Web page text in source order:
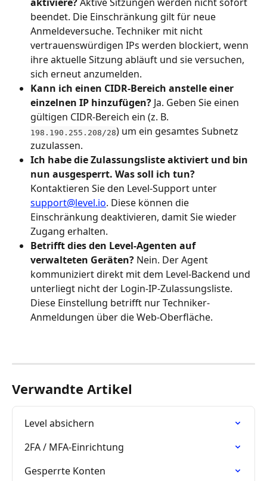
beendet. Die Einschränkung gilt für neue
Anmeldeversuche. Techniker mit nicht
vertrauenswürdigen IPs werden blockiert, wenn
ihre aktuelle Sitzung abläuft und sie versuchen,
sich erneut anzumelden.
Kann ich einen CIDR-Bereich anstelle einer
einzelnen IP hinzufügen? Ja. Geben Sie einen
gültigen CIDR-Bereich ein (z. B.
198.190.255.208/28) um ein gesamtes Subnetz
zuzulassen.
Ich habe die Zulassungsliste aktiviert und bin
nun ausgesperrt. Was soll ich tun?
Kontaktieren Sie den Level-Support unter
support@level.io. Diese können die
Einschränkung deaktivieren, damit Sie wieder
Zugang erhalten.
Betrifft dies den Level-Agenten auf
verwalteten Geräten? Nein. Der Agent
kommuniziert direkt mit dem Level-Backend und
unterliegt nicht der Login-IP-Zulassungsliste.
Diese Einstellung betrifft nur Techniker-
Anmeldungen über die Web-Oberfläche.
Verwandte Artikel
Level absichern
2FA / MFA-Einrichtung
Gesperrte Konten